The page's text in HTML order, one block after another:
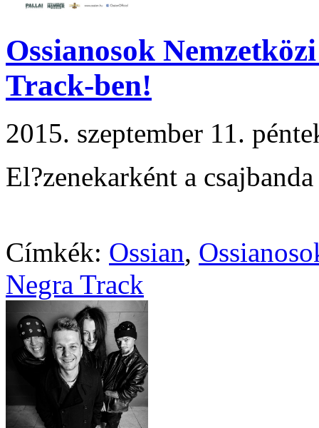
Ossianosok
Track-ben!
2015. szeptember 11.
El?zenekarként a
Címkék: Ossian,
Negra Track